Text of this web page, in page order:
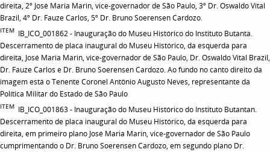
direita, 2º José Maria Marin, vice-governador de São Paulo, 3º Dr. Oswaldo Vital
Brazil, 4º Dr. Fauze Carlos, 5º Dr. Bruno Soerensen Cardozo.
ITEM IB_ICO_001862 - Inauguração do Museu Histórico do Instituto Butanta.
Descerramento de placa inaugural do Museu Histórico, da esquerda para
direita, José Maria Marin, vice-governador de São Paulo, Dr. Oswaldo Vital Brazil,
Dr. Fauze Carlos e Dr. Bruno Soerensen Cardozo. Ao fundo no canto direito da
imagem está o Tenente Coronel Antônio Augusto Neves, representante da
Política Militar do Estado de São Paulo
ITEM IB_ICO_001863 - Inauguração do Museu Histórico do Instituto Butantan.
Descerramento de placa inaugural do Museu Histórico, da esquerda para
direita, em primeiro plano José Maria Marin, vice-governador de São Paulo
cumprimentando o Dr. Bruno Soerensen Cardozo, em segundo plano Dr.